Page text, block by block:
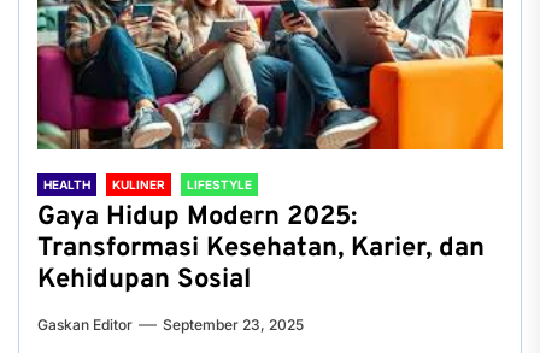
HEALTH KULINER LIFESTYLE
Gaya Hidup Modern 2025:
Transformasi Kesehatan, Karier, dan
Kehidupan Sosial
Gaskan Editor September 23, 2025